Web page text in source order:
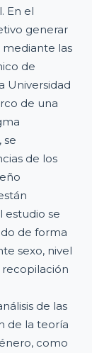
En el
generar
las
de
Universidad
de una
se
de los
estudio se
de forma
sexo, nivel
de las
de la teoría
como